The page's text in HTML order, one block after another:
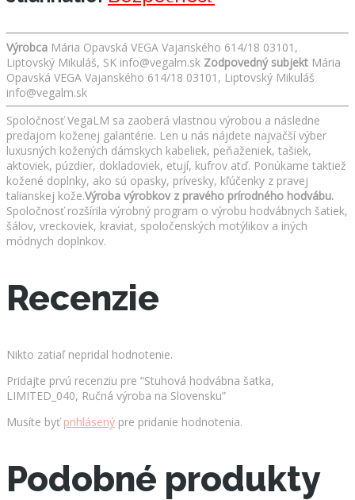
Výrobca Mária Opavská VEGA Vajanského 614/18 03101,
Liptovský Mikuláš, SK info@vegalm.sk Zodpovedný subjekt Mária
Opavská VEGA Vajanského 614/18 03101, Liptovský Mikuláš
info@vegalm.sk
Spoločnosť VegaLM sa zaoberá vlastnou výrobou a následne
predajom koženej galantérie. Len u nás nájdete najväčší výber
luxusných kožených dámskych kabeliek, peňaženiek, tašiek,
aktoviek, púzdier, dokladoviek, etují, kufrov atď. Ponúkame taktiež
kožené doplnky, ako sú opasky, prívesky, kľúčenky z pravej
talianskej kože.Výroba výrobkov z pravého prírodného hodvábu.
Spoločnosť rozšírila výrobný program o výrobu hodvábnych šatiek,
šálov, vreckoviek, kraviat, spoločenských motýlikov a iných
módnych doplnkov.
Recenzie
Nikto zatiaľ nepridal hodnotenie.
Pridajte prvú recenziu pre “Stuhová hodvábna šatka,
LIMITED_040, Ručná výroba na Slovensku”
Musíte byť prihlásený pre pridanie hodnotenia.
Podobné produkty